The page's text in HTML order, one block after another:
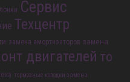
Сервис
Техцентр
замена амортизаторов замена
двигателей то
тормозные колодки замена